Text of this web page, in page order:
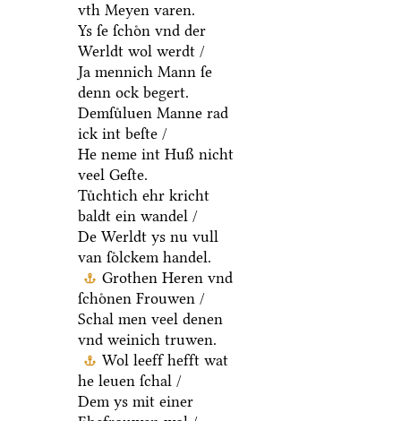
vth Meyen varen.
Ys ſe ſchoͤn vnd der
Werldt wol werdt /
Ja mennich Mann ſe
denn ock begert.
Demſuͤluen Manne rad
ick int beſte /
He neme int Huß nicht
veel Geſte.
Tuͤchtich ehr kricht
baldt ein wandel /
De Werldt ys nu vull
van ſoͤlckem handel.
Grothen Heren vnd
ſchoͤnen Frouwen /
Schal men veel denen
vnd weinich truwen.
Wol leeff hefft wat
he leuen ſchal /
Dem ys mit einer